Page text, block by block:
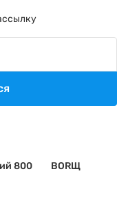
800 BORЩ